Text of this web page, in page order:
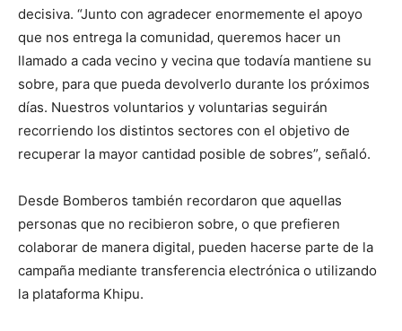
decisiva. “Junto con agradecer enormemente el apoyo
que nos entrega la comunidad, queremos hacer un
llamado a cada vecino y vecina que todavía mantiene su
sobre, para que pueda devolverlo durante los próximos
días. Nuestros voluntarios y voluntarias seguirán
recorriendo los distintos sectores con el objetivo de
recuperar la mayor cantidad posible de sobres”, señaló.
Desde Bomberos también recordaron que aquellas
personas que no recibieron sobre, o que prefieren
colaborar de manera digital, pueden hacerse parte de la
campaña mediante transferencia electrónica o utilizando
la plataforma Khipu.